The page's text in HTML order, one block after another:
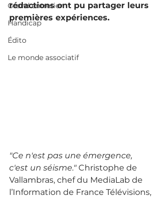
Grand entretien
Handicap
Édito
Le monde associatif
rédactions ont pu partager leurs
premières expériences.
"Ce n'est pas une émergence,
c'est un séisme." Christophe de
Vallambras, chef du MediaLab de
l’Information de France Télévisions,